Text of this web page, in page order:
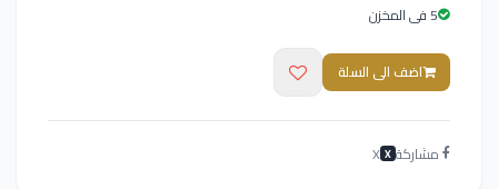
5 فى المخزن
اضف الى السلة
مشاركة X
X